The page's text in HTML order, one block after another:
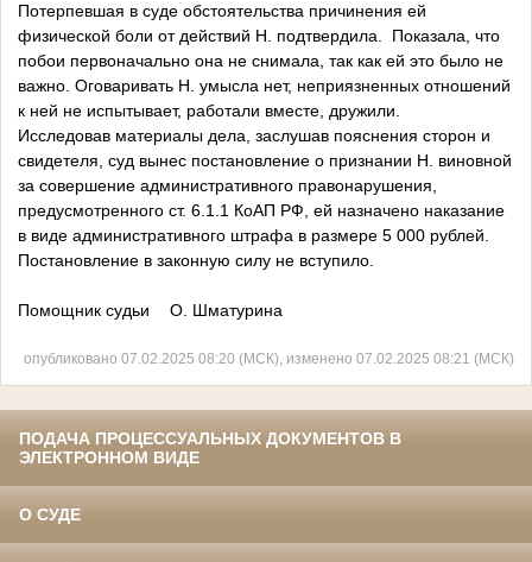
Потерпевшая в суде обстоятельства причинения ей
физической боли от действий Н. подтвердила. Показала, что
побои первоначально она не снимала, так как ей это было не
важно. Оговаривать Н. умысла нет, неприязненных отношений
к ней не испытывает, работали вместе, дружили.
Исследовав материалы дела, заслушав пояснения сторон и
свидетеля, суд вынес постановление о признании Н. виновной
за совершение административного правонарушения,
предусмотренного ст. 6.1.1 КоАП РФ, ей назначено наказание
в виде административного штрафа в размере 5 000 рублей.
Постановление в законную силу не вступило.
Помощник судьи О. Шматурина
опубликовано 07.02.2025 08:20 (МСК), изменено 07.02.2025 08:21 (МСК)
ПОДАЧА ПРОЦЕССУАЛЬНЫХ ДОКУМЕНТОВ В
ЭЛЕКТРОННОМ ВИДЕ
О СУДЕ